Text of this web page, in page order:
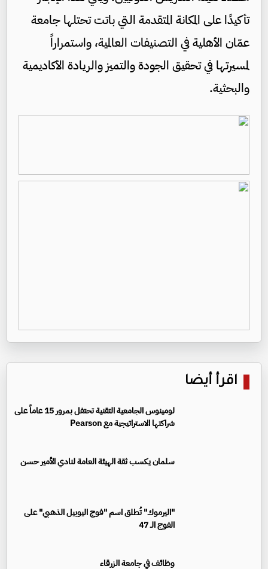
تأكيدًا على المكانة المتقدمة التي باتت تحتلها جامعة
عمّان الأهلية في التصنيفات العالمية، واستمراراً
لمسيرتها في تحقيق الجودة والتميز والريادة الأكاديمية
والبحثية.
اقرأ أيضا
لومينوس الجامعية التقنية تحتفل بمرور 15 عاماً على
شراكتها الاستراتيجية مع Pearson
سلمان يكسب ثقة الهيئة العامة لنادي الأمير حسن
"اليرموك" تُطلق اسم "فوج اليوبيل الذهبي" على
الفوج الـ 47
وظائف في جامعة الزرقاء